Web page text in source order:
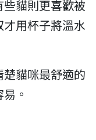
貓則更喜歡被
用杯子將溫水
貓咪最舒適的
。